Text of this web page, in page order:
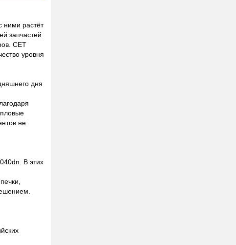
ними растёт
запчастей
СЕТ
уровня
дня
не
В этих